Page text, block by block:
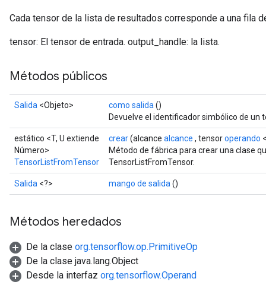
Cada tensor de la lista de resultados corresponde a una fila
tensor: El tensor de entrada. output_handle: la lista.
Métodos públicos
Salida <Objeto> como salida ()
Devuelve el identificador simbólico de un
estático <T, U extiende
Número>
TensorListFromTensor
crear(alcance alcance , tensoroperando
Método de fábrica para crear una clase
TensorListFromTensor.
Salida <?> mango de salida ()
Métodos heredados
De la clase org.tensorflow.op.PrimitiveOp
De la clase java.lang.Object
Desde la interfaz org.tensorflow.Operand